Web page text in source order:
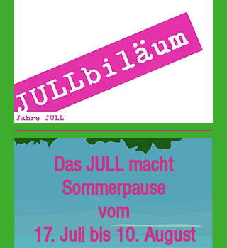
Das JULL macht
Sommerpause
vom
17. Juli bis 10. August